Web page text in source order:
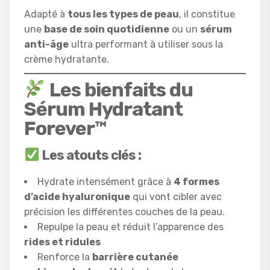
Adapté à tous les types de peau, il constitue
une base de soin quotidienne ou un sérum
anti-âge ultra performant à utiliser sous la
crème hydratante.
Les bienfaits du
Sérum Hydratant
Forever™
Les atouts clés :
Hydrate intensément grâce à 4 formes
d’acide hyaluronique qui vont cibler avec
précision les différentes couches de la peau.
Repulpe la peau et réduit l’apparence des
rides et ridules
Renforce la barrière cutanée